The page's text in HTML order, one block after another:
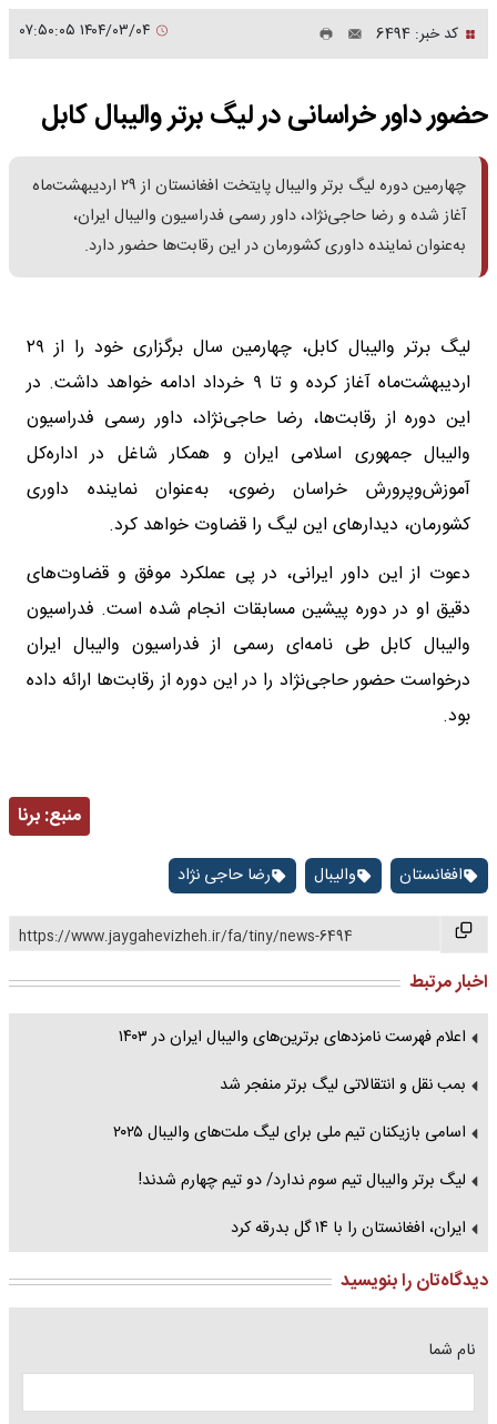
کد خبر: 6494
حضور داور خراسانی در لیگ برتر والیبال کابل
چهارمین دوره لیگ برتر والیبال پایتخت افغانستان از ۲۹ اردیبهشت‌ماه
آغاز شده و رضا حاجی‌نژاد، داور رسمی فدراسیون والیبال ایران،
به‌عنوان نماینده داوری کشورمان در این رقابت‌ها حضور دارد.
لیگ برتر والیبال کابل، چهارمین سال برگزاری خود را از ۲۹
اردیبهشت‌ماه آغاز کرده و تا ۹ خرداد ادامه خواهد داشت. در
این دوره از رقابت‌ها، رضا حاجی‌نژاد، داور رسمی فدراسیون
والیبال جمهوری اسلامی ایران و همکار شاغل در اداره‌کل
آموزش‌وپرورش خراسان رضوی، به‌عنوان نماینده داوری
کشورمان، دیدارهای این لیگ را قضاوت خواهد کرد.
دعوت از این داور ایرانی، در پی عملکرد موفق و قضاوت‌های
دقیق او در دوره پیشین مسابقات انجام شده است. فدراسیون
والیبال کابل طی نامه‌ای رسمی از فدراسیون والیبال ایران
درخواست حضور حاجی‌نژاد را در این دوره از رقابت‌ها ارائه داده
بود.
منبع:برنا
افغانستان والیبال رضا حاجی نژاد
https://www.jaygahevizheh.ir/fa/tiny/news-6494
اخبار مرتبط
اعلام فهرست نامزدهای برترین‌های والیبال ایران در ۱۴۰۳
بمب نقل و انتقالاتی لیگ برتر منفجر شد
اسامی بازیکنان تیم ملی برای لیگ ملت‌های والیبال ۲۰۲۵
لیگ برتر والیبال تیم سوم ندارد/ دو تیم چهارم شدند!
ایران، افغانستان را با ۱۴ گل بدرقه کرد
دیدگاه‌تان را بنویسید
نام شما